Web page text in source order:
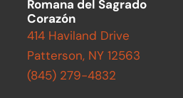
Romana del Sagrado
Corazón
414 Haviland Drive
Patterson, NY 12563
(845) 279-4832